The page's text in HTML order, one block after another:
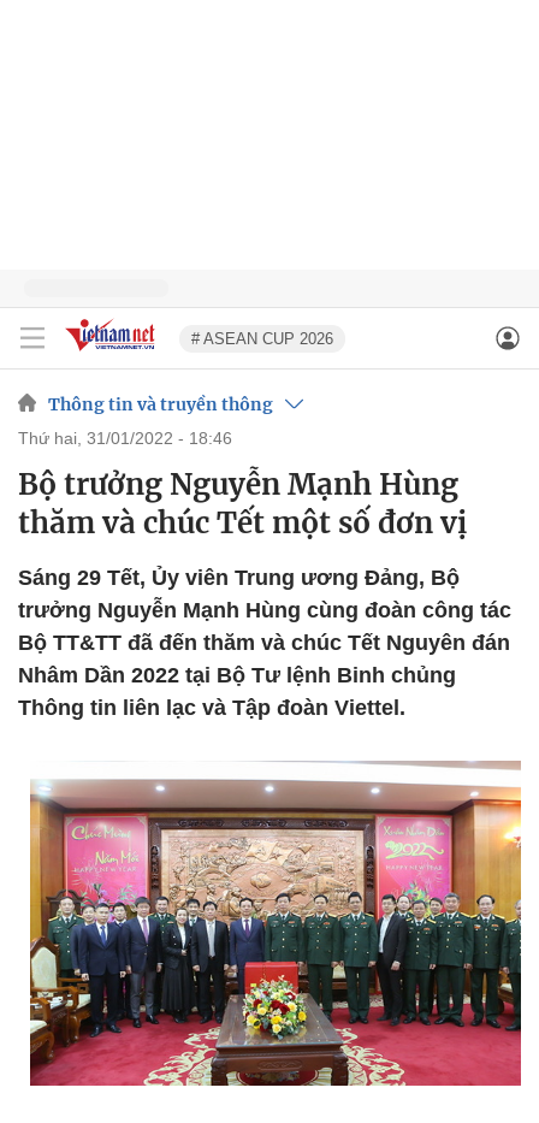
# ASEAN CUP 2026
Thông tin và truyền thông
thứ hai, 31/01/2022 - 18:46
Bộ trưởng Nguyễn Mạnh Hùng
thăm và chúc Tết một số đơn vị
Sáng 29 Tết, Ủy viên Trung ương Đảng, Bộ
trưởng Nguyễn Mạnh Hùng cùng đoàn công tác
Bộ TT&TT đã đến thăm và chúc Tết Nguyên đán
Nhâm Dần 2022 tại Bộ Tư lệnh Binh chủng
Thông tin liên lạc và Tập đoàn Viettel.